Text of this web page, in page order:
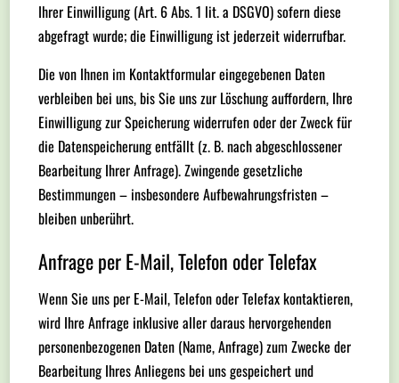
Ihrer Einwilligung (Art. 6 Abs. 1 lit. a DSGVO) sofern diese
abgefragt wurde; die Einwilligung ist jederzeit widerrufbar.
Die von Ihnen im Kontaktformular eingegebenen Daten
verbleiben bei uns, bis Sie uns zur Löschung auffordern, Ihre
Einwilligung zur Speicherung widerrufen oder der Zweck für
die Datenspeicherung entfällt (z. B. nach abgeschlossener
Bearbeitung Ihrer Anfrage). Zwingende gesetzliche
Bestimmungen – insbesondere Aufbewahrungsfristen –
bleiben unberührt.
Anfrage per E-Mail, Telefon oder Telefax
Wenn Sie uns per E-Mail, Telefon oder Telefax kontaktieren,
wird Ihre Anfrage inklusive aller daraus hervorgehenden
personenbezogenen Daten (Name, Anfrage) zum Zwecke der
Bearbeitung Ihres Anliegens bei uns gespeichert und